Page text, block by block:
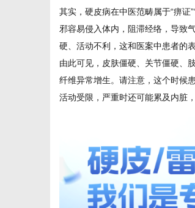
其实，硬皮病在中医范畴属于“痹证
邪容易侵入体内，阻滞经络，导致
硬、活动不利，这和医案中患者的
由此可见，皮肤僵硬、关节僵硬、
纤维异常增生。请注意，这个时候
活动受限，严重时还可能累及内脏，